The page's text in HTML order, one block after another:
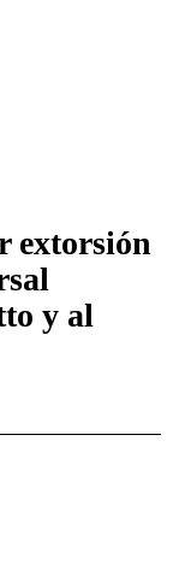
extorsión
y al